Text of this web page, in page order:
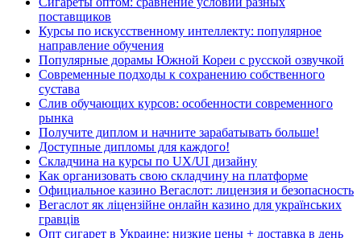
поставщиков
Курсы по искусственному интеллекту: популярное
направление обучения
Популярные дорамы Южной Кореи с русской озвучкой
Современные подходы к сохранению собственного
сустава
Слив обучающих курсов: особенности современного
рынка
Получите диплом и начните зарабатывать больше!
Доступные дипломы для каждого!
Складчина на курсы по UX/UI дизайну
Как организовать свою складчину на платформе
Официальное казино Вегаслот: лицензия и безопасность
Вегаслот як ліцензійне онлайн казино для українських
гравців
Опт сигарет в Украине: низкие цены + доставка в день